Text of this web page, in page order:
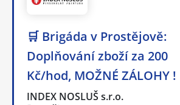
🛒 Brigáda v Prostějově:
Doplňování zboží za 200
Kč/hod, MOŽNÉ ZÁLOHY !
INDEX NOSLUŠ s.r.o.